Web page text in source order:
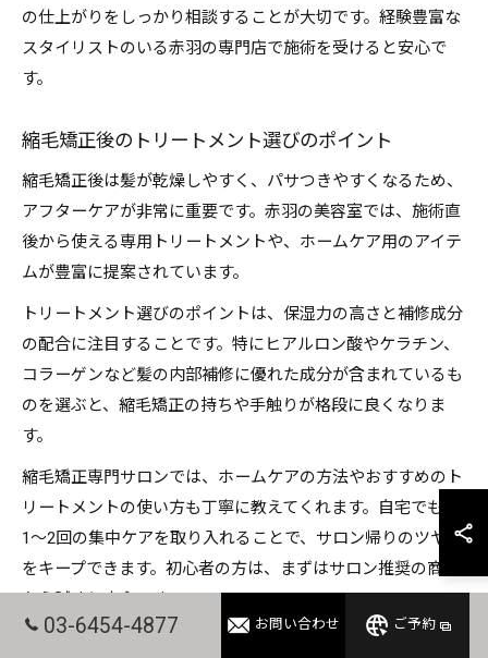
の仕上がりをしっかり相談することが大切です。経験豊富な
スタイリストのいる赤羽の専門店で施術を受けると安心で
す。
縮毛矯正後のトリートメント選びのポイント
縮毛矯正後は髪が乾燥しやすく、パサつきやすくなるため、
アフターケアが非常に重要です。赤羽の美容室では、施術直
後から使える専用トリートメントや、ホームケア用のアイテ
ムが豊富に提案されています。
トリートメント選びのポイントは、保湿力の高さと補修成分
の配合に注目することです。特にヒアルロン酸やケラチン、
コラーゲンなど髪の内部補修に優れた成分が含まれているも
のを選ぶと、縮毛矯正の持ちや手触りが格段に良くなりま
す。
縮毛矯正専門サロンでは、ホームケアの方法やおすすめのト
リートメントの使い方も丁寧に教えてくれます。自宅でも週
1～2回の集中ケアを取り入れることで、サロン帰りのツヤ髪
をキープできます。初心者の方は、まずはサロン推奨の商品
から試すと安心です。
03-6454-4877 お問い合わせ ご予約